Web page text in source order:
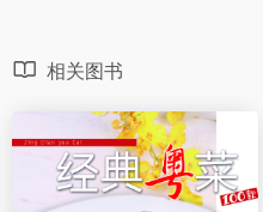
相关图书